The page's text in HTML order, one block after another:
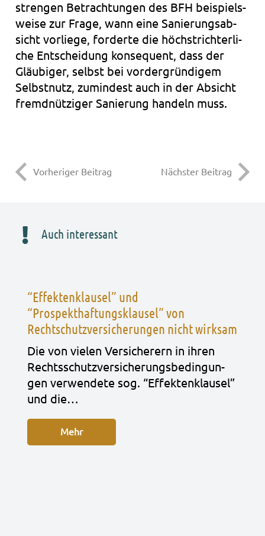
stren­gen Betrach­tun­gen des BFH bei­spiels­
wei­se zur Frage, wann eine Sanie­rungs­ab­
sicht vor­lie­ge, for­der­te die höchst­rich­ter­li­
che Ent­schei­dung kon­se­quent, dass der
Gläu­bi­ger, selbst bei vor­der­grün­di­gem
Selbst­nutz, zumin­dest auch in der Absicht
fremd­nüt­zi­ger Sanie­rung han­deln muss.
Vorheriger Beitrag Nächster Beitrag
Auch interessant
“Effektenklausel” und
“Prospekthaftungsklausel” von
Rechtschutzversicherungen nicht wirksam
Die von vie­len Ver­si­che­rern in ihren
Rechts­schutz­ver­si­che­rungs­be­din­gun­
gen ver­wen­de­te sog. “Effek­ten­klau­sel”
und die…
Mehr